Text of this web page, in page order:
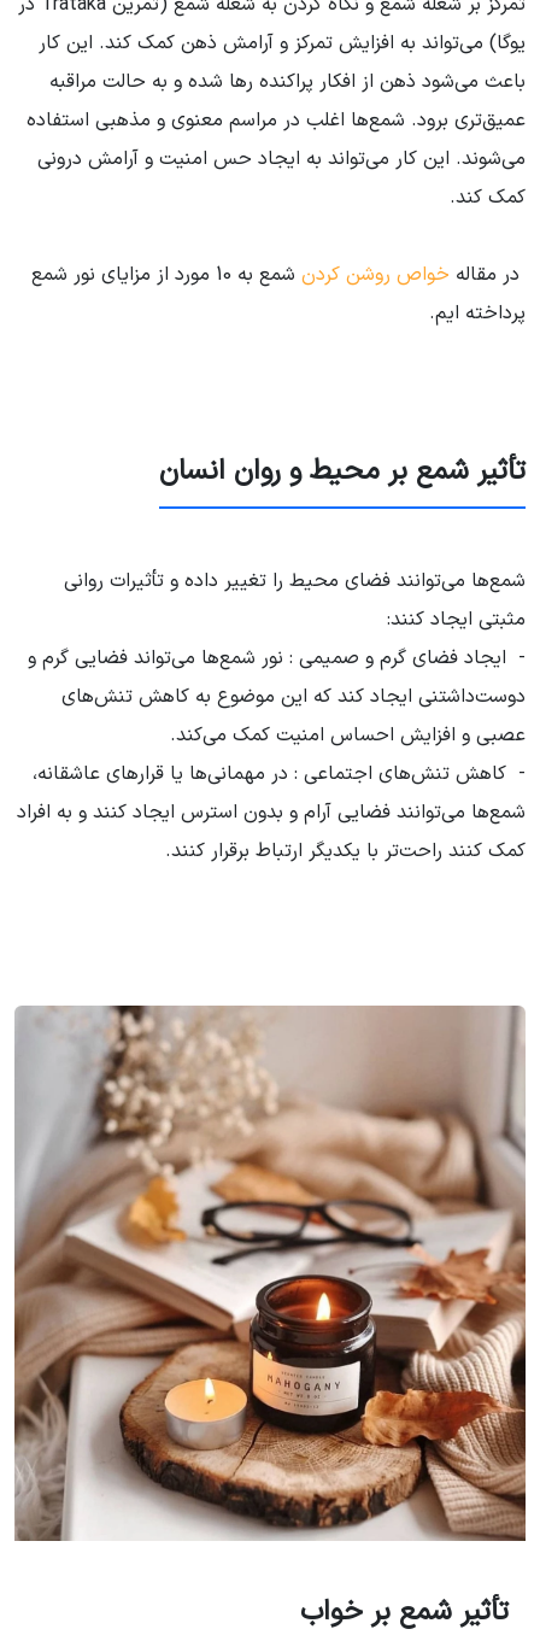
یوگا) می‌تواند به افزایش تمرکز و آرامش ذهن کمک کند. این کار
باعث می‌شود ذهن از افکار پراکنده رها شده و به حالت مراقبه
عمیق‌تری برود. شمع‌ها اغلب در مراسم معنوی و مذهبی استفاده
می‌شوند. این کار می‌تواند به ایجاد حس امنیت و آرامش درونی
کمک کند.
در مقاله خواص روشن کردن
شمع به 10 مورد از مزایای نور شمع
پرداخته ایم.
تأثیر شمع بر محیط و روان انسان
شمع‌ها می‌توانند فضای محیط را تغییر داده و تأثیرات روانی
مثبتی ایجاد کنند:
- ایجاد فضای گرم و صمیمی : نور شمع‌ها می‌تواند فضایی گرم و
دوست‌داشتنی ایجاد کند که این موضوع به کاهش تنش‌های
عصبی و افزایش احساس امنیت کمک می‌کند.
- کاهش تنش‌های اجتماعی : در مهمانی‌ها یا قرارهای عاشقانه،
شمع‌ها می‌توانند فضایی آرام و بدون استرس ایجاد کنند و به افراد
کمک کنند راحت‌تر با یکدیگر ارتباط برقرار کنند.
تأثیر شمع بر خواب